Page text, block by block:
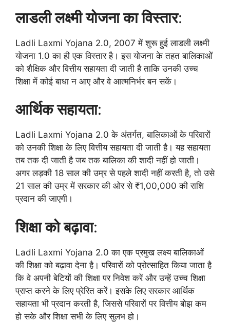
लाडली लक्ष्मी योजना का विस्तार:
Ladli Laxmi Yojana 2.0, 2007 में शुरू हुई लाडली लक्ष्मी
योजना 1.0 का ही एक विस्तार है। इस योजना के तहत बालिकाओं
को शैक्षिक और वित्तीय सहायता दी जाती है ताकि उनकी उच्च
शिक्षा में कोई बाधा न आए और वे आत्मनिर्भर बन सकें।
आर्थिक सहायता:
Ladli Laxmi Yojana 2.0 के अंतर्गत, बालिकाओं के परिवारों
को उनकी शिक्षा के लिए वित्तीय सहायता दी जाती है। यह सहायता
तब तक दी जाती है जब तक बालिका की शादी नहीं हो जाती।
अगर लड़की 18 साल की उम्र से पहले शादी नहीं करती है, तो उसे
21 साल की उम्र में सरकार की ओर से ₹1,00,000 की राशि
प्रदान की जाएगी।
शिक्षा को बढ़ावा:
Ladli Laxmi Yojana 2.0 का एक प्रमुख लक्ष्य बालिकाओं
की शिक्षा को बढ़ावा देना है। परिवारों को प्रोत्साहित किया जाता है
कि वे अपनी बेटियों की शिक्षा पर निवेश करें और उन्हें उच्च शिक्षा
प्राप्त करने के लिए प्रेरित करें। इसके लिए सरकार आर्थिक
सहायता भी प्रदान करती है, जिससे परिवारों पर वित्तीय बोझ कम
हो सके और शिक्षा सभी के लिए सुलभ हो।